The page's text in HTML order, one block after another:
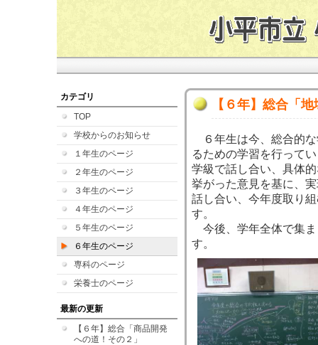
カテゴリ
TOP
学校からのお知らせ
１年生のページ
２年生のページ
３年生のページ
４年生のページ
５年生のページ
６年生のページ
専科のページ
栄養士のページ
最新の更新
【６年】総合「商品開発
への道！その２」
【６年】総合「
６年生は今、総合的な
るための学習を行って
学級で話し合い、具体
挙がった意見を基に、
話し合い、今年度取り
す。
今後、学年全体で集ま
す。